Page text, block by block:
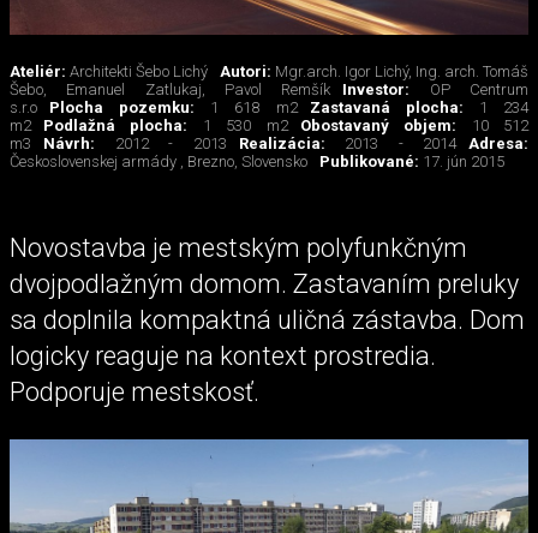
Ateliér: Architekti Šebo Lichý Autori: Mgr.arch. Igor Lichý, Ing. arch. Tomáš
Šebo, Emanuel Zatlukaj, Pavol Remšík
Investor: OP Centrum
s.r.o
Plocha pozemku: 1 618 m2 Zastavaná plocha: 1 234
m2
Podlažná plocha: 1 530 m2 Obostavaný objem: 10 512
m3
Návrh: 2012 - 2013 Realizácia: 2013 - 2014
Adresa:
Československej armády , Brezno, Slovensko
Publikované: 17. jún 2015
Novostavba je mestským polyfunkčným
dvojpodlažným domom. Zastavaním preluky
sa doplnila kompaktná uličná zástavba. Dom
logicky reaguje na kontext prostredia.
Podporuje mestskosť.